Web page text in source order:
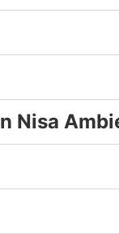
Nisa